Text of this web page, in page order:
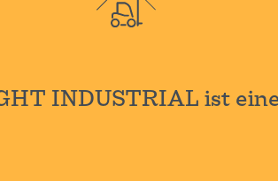
INDUSTRIAL ist